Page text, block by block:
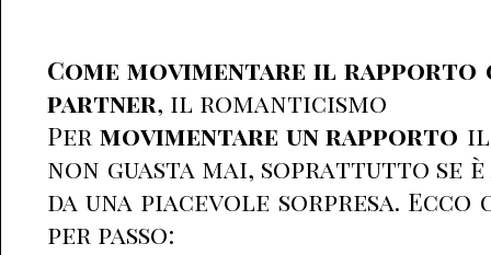
Come movimentare il
partner, il romanticismo
Permovimentare un rapporto il
non guasta mai, soprattutto se è
da una piacevole sorpresa. Ecco
per passo: